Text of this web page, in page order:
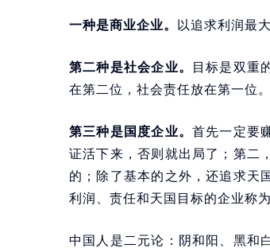
一种是商业企业。 以追求利润最
第二种是社会企业。
目标是双重
在第二位，社会责任放在第一位
第三种是国度企业。首先一定要
证活下来，否则就出局了；第二
的；除了基本的之外，还追求天
利润、责任和天国目标的企业称为
中国人是二元论：阴和阳、黑和